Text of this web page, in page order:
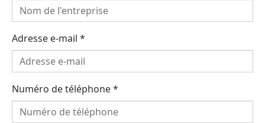
Adresse e-mail *
Numéro de téléphone*